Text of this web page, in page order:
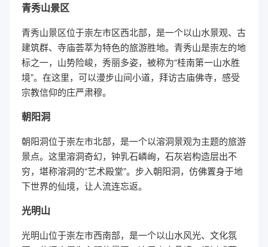
青秀山景区
青秀山景区位于崇左市区西北部，是一个以山水景观、古
建筑群、寺庙荟萃为特色的旅游胜地。青秀山是崇左的地
标之一，山势险峻，秀丽多姿，被称为“桂南第一山水胜
境”。在这里，可以漫步山间小道，拜访古庙佛寺，感受
宗教信仰的庄严肃穆。
朝阳洞
朝阳洞位于崇左市北部，是一个以溶洞景观为主题的旅游
景点。这里溶洞奇幻，钟乳石嶙峋，石灰岩构造层出不
穷，堪称溶洞的“艺术殿堂”。步入朝阳洞，仿佛置身于地
下世界的仙境，让人流连忘返。
光明山
光明山位于崇左市西南部，是一个以山水风光、文化氛